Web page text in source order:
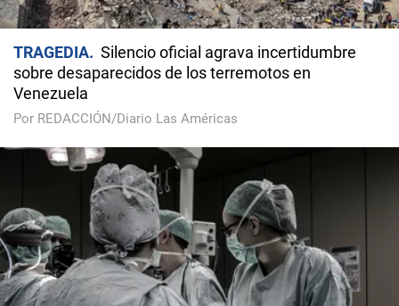
TRAGEDIA
Silencio oficial agrava incertidumbre
sobre desaparecidos de los terremotos en
Venezuela
Por REDACCIÓN/Diario Las Américas